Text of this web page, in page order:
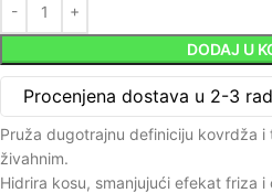
DODAJ U
Procenjena dostava u 2-3
Pruža dugotrajnu definiciju kovrdža i
živahnim.
Hidrira kosu, smanjujući efekat friza i